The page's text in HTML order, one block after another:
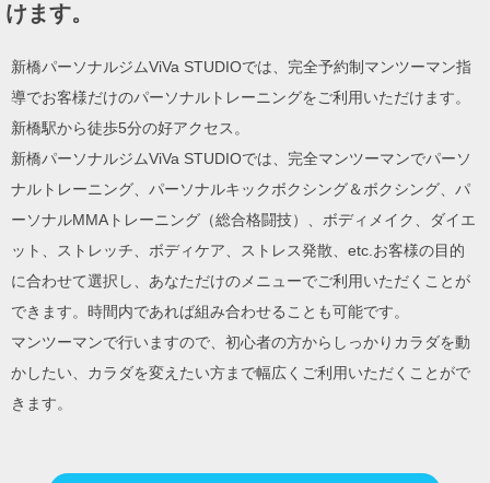
けます。
新橋パーソナルジムViVa STUDIOでは、完全予約制マンツーマン指
導でお客様だけのパーソナルトレーニングをご利用いただけます。
新橋駅から徒歩5分の好アクセス。
新橋パーソナルジムViVa STUDIOでは、完全マンツーマンでパーソ
ナルトレーニング、パーソナルキックボクシング＆ボクシング、パ
ーソナルMMAトレーニング（総合格闘技）、ボディメイク、ダイエ
ット、ストレッチ、ボディケア、ストレス発散、etc.お客様の目的
に合わせて選択し、あなただけのメニューでご利用いただくことが
できます。時間内であれば組み合わせることも可能です。
マンツーマンで行いますので、初心者の方からしっかりカラダを動
かしたい、カラダを変えたい方まで幅広くご利用いただくことがで
きます。